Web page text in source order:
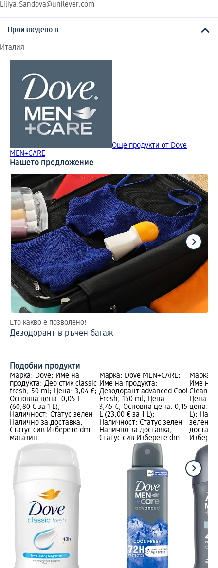
Liliya.Sandova@unilever.com
Произведено в
Италия
Още продукти от Dove
MEN+CARE
Нашето предложение
Ето какво е позволено!
Дезодорант в ръчен багаж
Подобни продукти
Марка: Dove; Име на
продукта: Део стик classic
fresh, 50 ml; Цена: 3,04 €;
Основна цена: 0,05 L
(60,80 € за 1 L);
Наличност: Статус зелен
Налично за доставка,
Статус сив Изберете dm
магазин
Марка: Dove MEN+CARE;
Име на продукта:
Дезодорант advanced Cool
Fresh, 150 ml; Цена:
3,45 €; Основна цена: 0,15
L (23,00 € за 1 L);
Наличност: Статус зелен
Налично за доставка,
Статус сив Изберете dm
Марка:
Име на
Clean
Цена:
цена:
L);
зелен